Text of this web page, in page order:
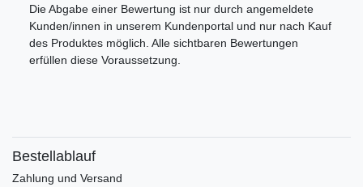
Die Abgabe einer Bewertung ist nur durch angemeldete
Kunden/innen in unserem Kundenportal und nur nach Kauf
des Produktes möglich. Alle sichtbaren Bewertungen
erfüllen diese Voraussetzung.
Bestellablauf
Zahlung und Versand